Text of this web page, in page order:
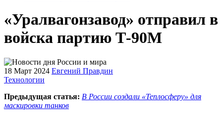
«Уралвагонзавод» отправил в
войска партию Т-90М
18 Март 2024 Евгений Правдин
Технологии
Предыдущая статья: В России создали «Теплосферу» для
маскировки танков